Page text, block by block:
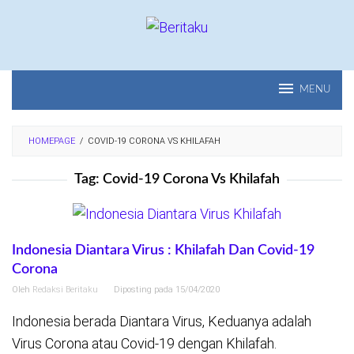
MENU
HOMEPAGE / COVID-19 CORONA VS KHILAFAH
Tag: Covid-19 Corona Vs Khilafah
Indonesia Diantara Virus : Khilafah Dan Covid-19
Corona
Oleh Redaksi Beritaku Diposting pada 15/04/2020
Indonesia berada Diantara Virus, Keduanya adalah
Virus Corona atau Covid-19 dengan Khilafah.